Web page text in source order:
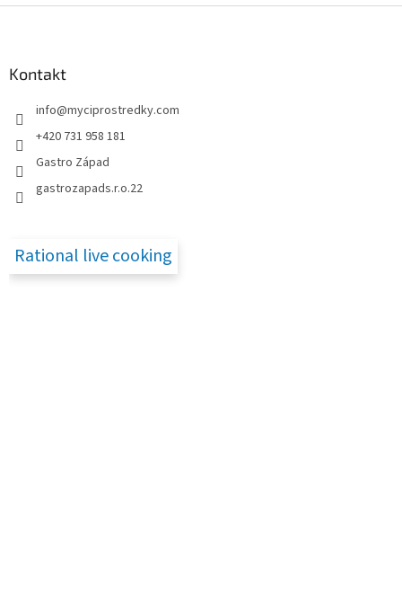
l
Kontakt
info@myciprostredky.com
+420 731 958 181
Gastro Západ
gastrozapads.r.o.22
Rational live cooking